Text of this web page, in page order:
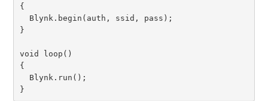
{
}
void loop()
{